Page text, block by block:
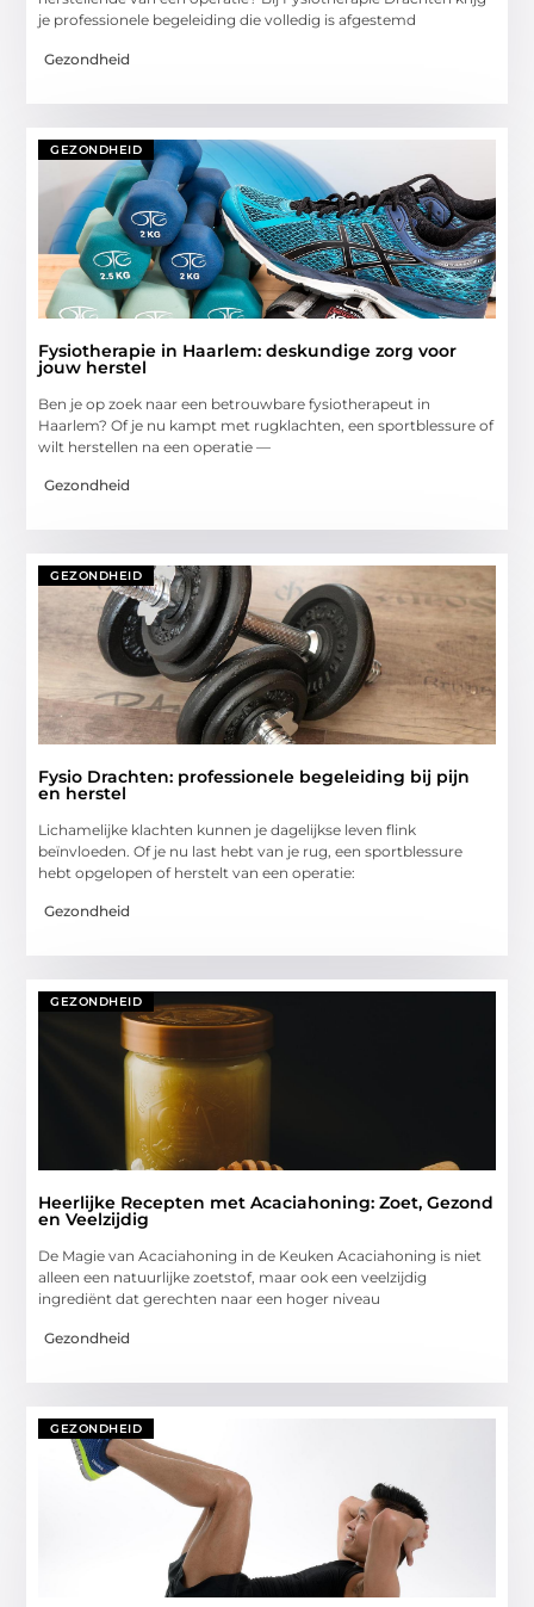
je professionele begeleiding die volledig is afgestemd
Gezondheid
GEZONDHEID
Fysiotherapie in Haarlem: deskundige zorg voor
jouw herstel
Ben je op zoek naar een betrouwbare fysiotherapeut in
Haarlem? Of je nu kampt met rugklachten, een sportblessure of
wilt herstellen na een operatie —
Gezondheid
GEZONDHEID
Fysio Drachten: professionele begeleiding bij pijn
en herstel
Lichamelijke klachten kunnen je dagelijkse leven flink
beïnvloeden. Of je nu last hebt van je rug, een sportblessure
hebt opgelopen of herstelt van een operatie:
Gezondheid
GEZONDHEID
Heerlijke Recepten met Acaciahoning: Zoet, Gezond
en Veelzijdig
De Magie van Acaciahoning in de Keuken Acaciahoning is niet
alleen een natuurlijke zoetstof, maar ook een veelzijdig
ingrediënt dat gerechten naar een hoger niveau
Gezondheid
GEZONDHEID